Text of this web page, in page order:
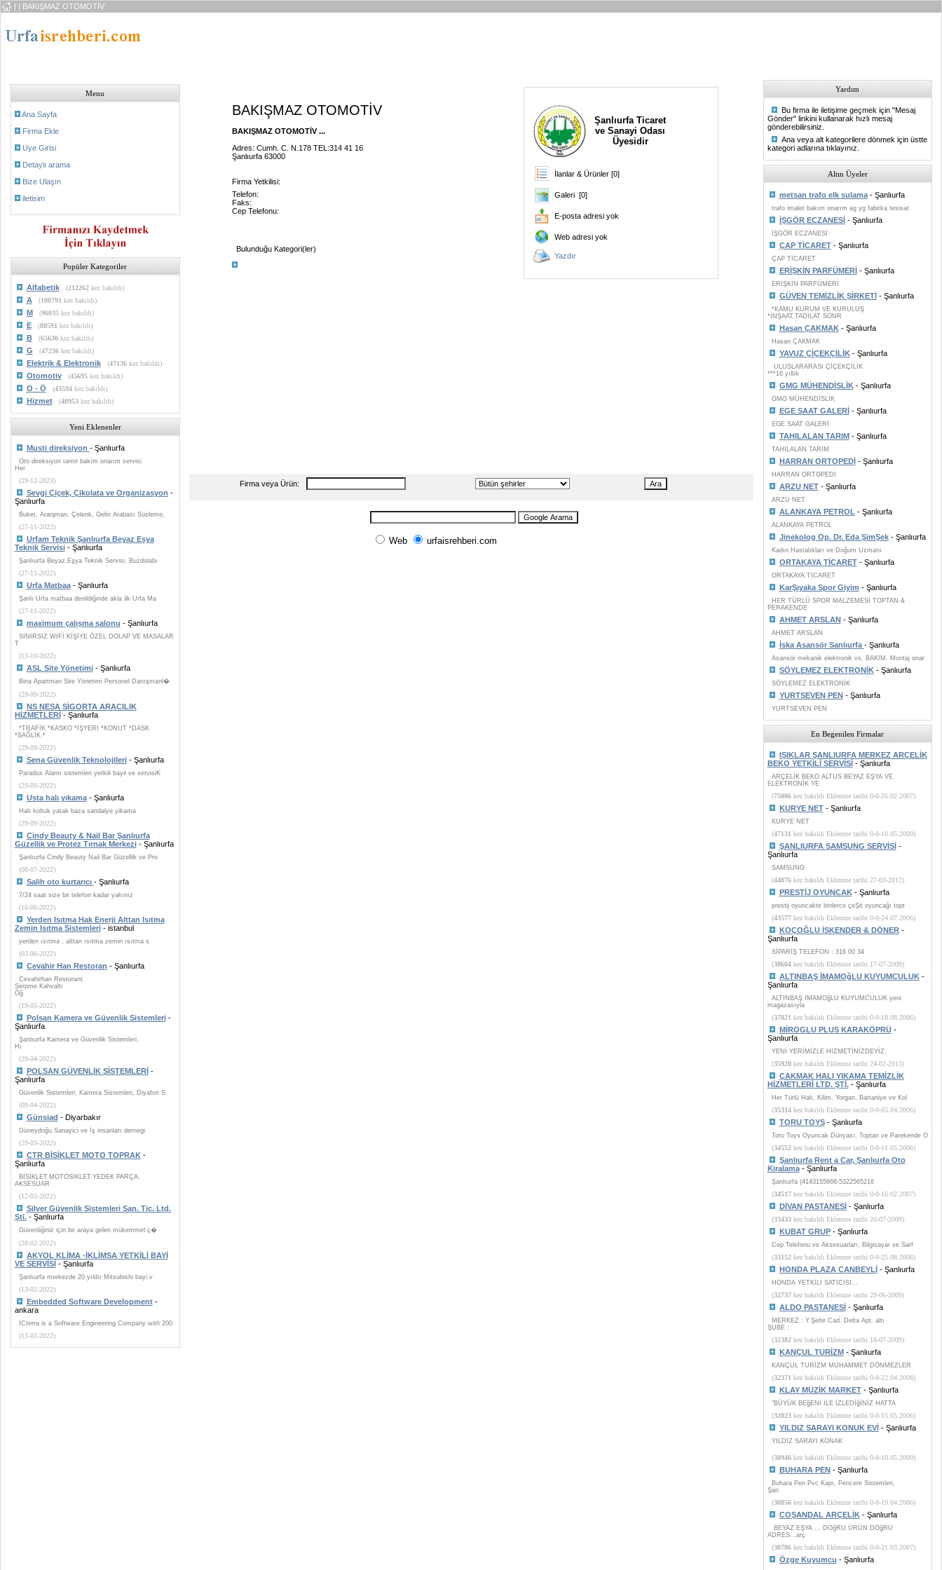
| | BAKIŞMAZ OTOMOTİV
Menu
Ana Sayfa
Firma Ekle
Uye Girisi
Detaylı arama
Bize Ulaşın
iletisim
Popüler Kategoriler
Alfabetik (212262kez bakıldı)
A (100791 kez bakıldı)
M (96035kez bakıldı)
E (80591 kez bakıldı)
B (65630kez bakıldı)
G (47236kez bakıldı)
Elektrik & Elektronik (47136kez bakıldı)
Otomotiv (45695kez bakıldı)
O - Ö (43594kez bakıldı)
Hizmet (40953kez bakıldı)
Yeni Eklenenler
Musti direksiyon - Şanlıurfa
Oto direksiyon tamir bakım onarım servisi
Her
(29-12-2023)
Sevgi Çiçek, Çikolata ve Organizasyon -
Şanlıurfa
Buket, Aranjman, Çelenk, Gelin Arabası Süsleme,
(27-11-2022)
Urfam Teknik Şanlıurfa Beyaz Eşya
Teknik Servisi- Şanlıurfa
Şanlıurfa Beyaz Eşya Teknik Servisi, Buzdolabı
(27-11-2022)
Urfa Matbaa- Şanlıurfa
Şanlı Urfa matbaa denildiğinde akla ilk Urfa Ma
(27-11-2022)
maximum çalışma salonu - Şanlıurfa
SINIRSIZ WİFİ KİŞİYE ÖZEL DOLAP VE MASALAR
T
(13-10-2022)
ASL Site Yönetimi- Şanlıurfa
Bina Apartman Site Yönetimi Personel Danışmanl�
(29-09-2022)
NS NESA SİGORTA ARACILIK
HİZMETLERİ- Şanlıurfa
*TRAFİK *KASKO *İŞYERİ *KONUT *DASK
*SAĞLIK *
(29-09-2022)
Sena Güvenlik Teknolojileri- Şanlıurfa
Paradox Alarm sistemleri yetkili bayii ve servisiK
(29-09-2022)
Usta halı yıkama- Şanlıurfa
Halı koltuk yatak baza sandalye yikama
(29-09-2022)
Cindy Beauty & Nail Bar Şanlıurfa
Güzellik ve Protez Tırnak Merkezi- Şanlıurfa
Şanlıurfa Cindy Beauty Nail Bar Güzellik ve Pro
(08-07-2022)
Salih oto kurtarıcı - Şanlıurfa
7/24 saat size bir telefon kadar yakınız
(16-06-2022)
Yerden Isıtma Hak Enerji Alttan Isıtma
Zemin Isıtma Sistemleri- istanbul
yerden ısıtma , alttan ısıtma zemin ısıtma s
(03-06-2022)
Cevahir Han Restoran - Şanlıurfa
Cevahirhan Restorant
Serpme Kahvaltı
Öğ
(19-05-2022)
Polsan Kamera ve Güvenlik Sistemleri-
Şanlıurfa
Şanlıurfa Kamera ve Güvenlik Sistemleri,
Hı
(29-04-2022)
POLSAN GÜVENLİK SİSTEMLERİ-
Şanlıurfa
Güvenlik Sistemleri, Kamera Sistemleri, Diyafon S
(09-04-2022)
Günsiad - Diyarbakır
Güneydoğu Sanayici ve İş insanları dernegi
(29-03-2022)
CTR BİSİKLET MOTO TOPRAK-
Şanlıurfa
BİSİKLET.MOTOSİKLET.YEDEK PARÇA.
AKSESUAR
(12-03-2022)
Silver Güvenlik Sistemleri San. Tic. Ltd.
Şti.- Şanlıurfa
Güvenliğiniz için bir araya gelen mükemmel ç�
(28-02-2022)
AKYOL KLİMA -İKLİMSA YETKİLİ BAYİ
VE SERVİSİ- Şanlıurfa
Şanlıurfa merkezde 20 yıldır Mitsubishi bayi v
(13-02-2022)
Embedded Software Development-
ankara
ICterra is a Software Engineering Company with 200
(13-02-2022)
BAKIŞMAZ OTOMOTİV
BAKIŞMAZ OTOMOTİV ...
Adres: Cumh. C. N.178 TEL:314 41 16
Şanlıurfa 63000
Firma Yetkilisi:
Telefon:
Faks:
Cep Telefonu:
Bulunduğu Kategori(ler)
Şanlıurfa Ticaret
ve Sanayi Odası
Üyesidir
İlanlar & Ürünler [0]
Galeri [0]
E-posta adresi yok
Web adresi yok
Yazdır
Firma veya Ürün:
Web urfaisrehberi.com
Yardım
Bu firma ile iletişime geçmek için "Mesaj
Gönder" linkini kullanarak hızlı mesaj
gönderebilirsiniz.
Ana veya alt kategorilere dönmek için üstte
kategori adlarına tıklayınız.
Altın Üyeler
metsan trafo elk sulama- Şanlıurfa
trafo imalet bakım onarım ag yg fabirka tesisat
İŞGÖR ECZANESİ- Şanlıurfa
İŞGÖR ECZANESİ
ÇAP TİCARET- Şanlıurfa
ÇAP TİCARET
ERİŞKİN PARFÜMERİ- Şanlıurfa
ERİŞKİN PARFÜMERİ
GÜVEN TEMİZLİK ŞİRKETİ- Şanlıurfa
*KAMU KURUM VE KURULUŞ
*İNŞAAT,TADİLAT SONR
Hasan ÇAKMAK- Şanlıurfa
Hasan ÇAKMAK
YAVUZ ÇİÇEKÇİLİK- Şanlıurfa
ULUSLARARASI ÇİÇEKÇİLİK
***16 yıllık
GMG MÜHENDİSLİK- Şanlıurfa
GMG MÜHENDİSLİK
EGE SAAT GALERİ- Şanlıurfa
EGE SAAT GALERİ
TAHILALAN TARIM- Şanlıurfa
TAHILALAN TARIM
HARRAN ORTOPEDİ- Şanlıurfa
HARRAN ORTOPEDİ
ARZU NET- Şanlıurfa
ARZU NET
ALANKAYA PETROL - Şanlıurfa
ALANKAYA PETROL
Jinekolog Op. Dr. Eda ŞimŞek- Şanlıurfa
Kadın Hastalıkları ve Doğum Uzmanı
ORTAKAYA TİCARET- Şanlıurfa
ORTAKAYA TİCARET
KarŞıyaka Spor Giyim - Şanlıurfa
HER TÜRLÜ SPOR MALZEMESİ TOPTAN &
PERAKENDE
AHMET ARSLAN- Şanlıurfa
AHMET ARSLAN
İska Asansör Sanlıurfa - Şanlıurfa
Asansör mekanik elektronik vs. BAKIM. Montaj onar
SÖYLEMEZ ELEKTRONİK- Şanlıurfa
SÖYLEMEZ ELEKTRONİK
YURTSEVEN PEN- Şanlıurfa
YURTSEVEN PEN
En Begenilen Firmalar
IŞIKLAR ŞANLIURFA MERKEZ ARÇELİK
BEKO YETKİLİ SERVİSİ- Şanlıurfa
ARÇELİK BEKO ALTUS BEYAZ EŞYA VE
ELEKTRONİK YE
(75086kez bakıldı Eklenme tarihi 0-0-26.02.2007)
KURYE NET- Şanlıurfa
KURYE NET
(47131 kez bakıldı Eklenme tarihi 0-0-10.05.2009)
ŞANLIURFA SAMSUNG SERVİSİ-
Şanlıurfa
SAMSUNG
(44076kez bakıldı Eklenme tarihi 27-03-2012)
PRESTİJ OYUNCAK- Şanlıurfa
prestij oyuncakte binlerce çeŞit oyuncağı topt
(43577kez bakıldı Eklenme tarihi 0-0-24.07.2006)
KOÇOĞLU İSKENDER & DÖNER-
Şanlıurfa
SİPARİŞ TELEFON : 316 00 34
(38604kez bakıldı Eklenme tarihi 17-07-2009)
ALTINBAŞ İMAMOğLU KUYUMCULUK-
Şanlıurfa
ALTINBAŞ İMAMOğLU KUYUMCULUK yeni
magazasıyla
(37821 kez bakıldı Eklenme tarihi 0-0-18.08.2006)
MİROGLU PLUS KARAKÖPRÜ-
Şanlıurfa
YENİ YERİMİZLE HİZMETİNİZDEYİZ.
(35920kez bakıldı Eklenme tarihi 24-02-2013)
ÇAKMAK HALI YIKAMA TEMİZLİK
HİZMETLERİ LTD. ŞTİ.- Şanlıurfa
Her Türlü Halı, Kilim, Yorgan, Battaniye ve Kol
(35314kez bakıldı Eklenme tarihi 0-0-05.04.2006)
TORU TOYS- Şanlıurfa
Toru Toys Oyuncak Dünyası, Toptan ve Parekende O
(34552kez bakıldı Eklenme tarihi 0-0-11.05.2006)
Şanlıurfa Rent a Car, Şanlıurfa Oto
Kiralama- Şanlıurfa
Şanlıurfa (4143155666-5322565216
(34517kez bakıldı Eklenme tarihi 0-0-16.02.2007)
DİVAN PASTANESİ- Şanlıurfa
(33433kez bakıldı Eklenme tarihi 20-07-2009)
KUBAT GRUP- Şanlıurfa
Cep Telefonu ve Aksesuarları, Bilgisayar ve Sarf
(33152kez bakıldı Eklenme tarihi 0-0-25.08.2006)
HONDA PLAZA CANBEYLİ- Şanlıurfa
HONDA YETKİLİ SATICISI...
(32737kez bakıldı Eklenme tarihi 29-06-2009)
ALDO PASTANESİ- Şanlıurfa
MERKEZ : Y.Şehir Cad. Delta Apt. altı
ŞUBE :
(32382kez bakıldı Eklenme tarihi 18-07-2009)
KANÇUL TURİZM- Şanlıurfa
KANÇUL TURİZM MUHAMMET DÖNMEZLER
(32371 kez bakıldı Eklenme tarihi 0-0-22.04.2008)
KLAY MÜZİK MARKET- Şanlıurfa
"BÜYÜK BEğENİ İLE İZLEDİğİNİZ HATTA
(32023kez bakıldı Eklenme tarihi 0-0-15.05.2006)
YILDIZ SARAYI KONUK EVİ- Şanlıurfa
YILDIZ SARAYI KONAK
(30946kez bakıldı Eklenme tarihi 0-0-10.05.2009)
BUHARA PEN- Şanlıurfa
Buhara Pen Pvc Kapı, Pencere Sistemleri,
Şan
(30856kez bakıldı Eklenme tarihi 0-0-19.04.2006)
COŞANDAL ARÇELİK- Şanlıurfa
BEYAZ EŞYA ... DOğRU ÜRÜN DOğRU
ADRES...arç
(30786kez bakıldı Eklenme tarihi 0-0-21.03.2007)
Özge Kuyumcu - Şanlıurfa